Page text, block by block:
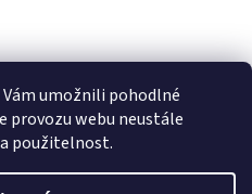
umožnili pohodlné
provozu webu neustále
použitelnost.